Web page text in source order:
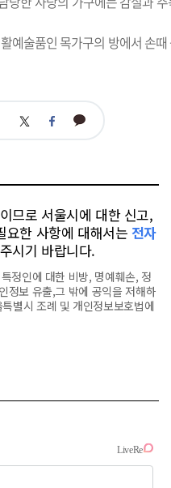
예술품인 목가구의 방에서 손
트 페 카
므로 서울시에 대한 신고,
요한 사항에 대해서는 전자
시기 바랍니다.
정인에 대한 비방, 명예훼손, 정
정보 유출,그 밖에 공익을 저해하
별시 조례 및 개인정보보호법에